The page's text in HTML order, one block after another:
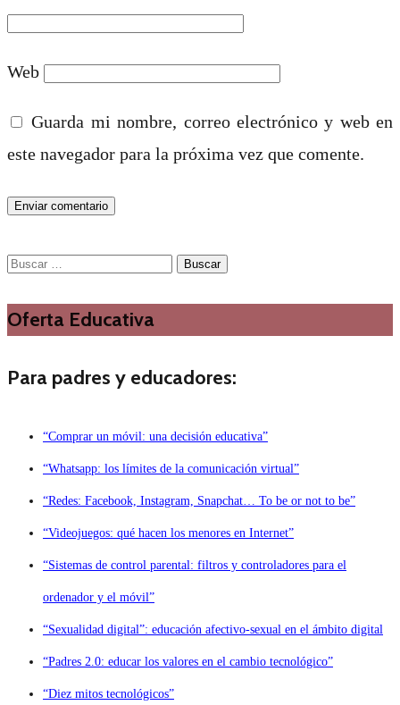
Web
Guarda mi nombre, correo electrónico y web en
este navegador para la próxima vez que comente.
Buscar:
Oferta Educativa
Para padres y educadores:
“Comprar un móvil: una decisión educativa”
“Whatsapp: los límites de la comunicación virtual”
“Redes: Facebook, Instagram, Snapchat… To be or not to be”
“Videojuegos: qué hacen los menores en Internet”
“Sistemas de control parental: filtros y controladores para el
ordenador y el móvil”
“Sexualidad digital”: educación afectivo-sexual en el ámbito digital
“Padres 2.0: educar los valores en el cambio tecnológico”
“Diez mitos tecnológicos”